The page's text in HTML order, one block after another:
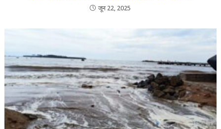
जून 22, 2025